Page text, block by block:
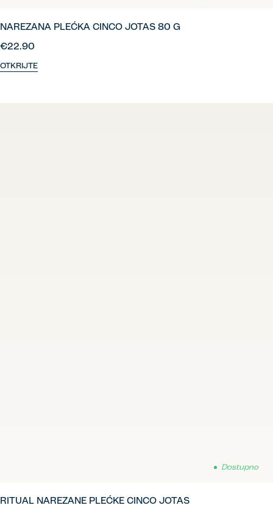
NAREZANA PLEĆKA CINCO JOTAS 80 G
€22.90
OTKRIJTE
Dostupno
RITUAL NAREZANE PLEĆKE CINCO JOTAS